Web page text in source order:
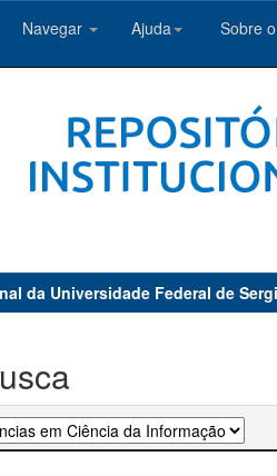
Navegar Ajuda Sobre
da Universidade Federal de